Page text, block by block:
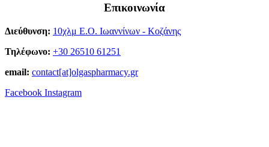
Επικοινωνία
Διεύθυνση: 10χλμ Ε.Ο. Ιωαννίνων - Κοζάνης
Τηλέφωνο: +30 26510 61251
email: contact[at]olgaspharmacy.gr
Facebook Instagram